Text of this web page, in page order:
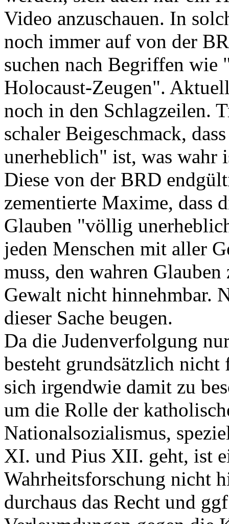
Da die Judenverfolgung
besteht grundsätzlich
sich irgendwie damit zu
um die Rolle der
Nationalsozialismus,
XI. und Pius XII. geht, ist
Wahrheitsforschung nicht
durchaus das Recht und